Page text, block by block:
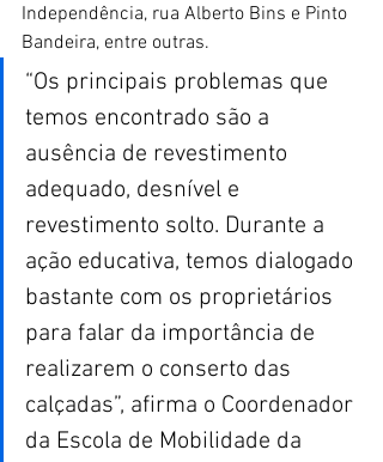
Independência, rua Alberto Bins e Pinto
Bandeira, entre outras.
“Os principais problemas que
temos encontrado são a
ausência de revestimento
adequado, desnível e
revestimento solto. Durante a
ação educativa, temos dialogado
bastante com os proprietários
para falar da importância de
realizarem o conserto das
calçadas”, afirma o Coordenador
da Escola de Mobilidade da